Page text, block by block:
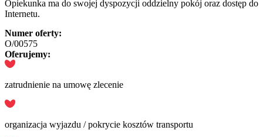
Opiekunka ma do swojej dyspozycji oddzielny pokój oraz dostęp do
Internetu.
Numer oferty:
O/00575
Oferujemy:
zatrudnienie na umowę zlecenie
organizacja wyjazdu / pokrycie kosztów transportu